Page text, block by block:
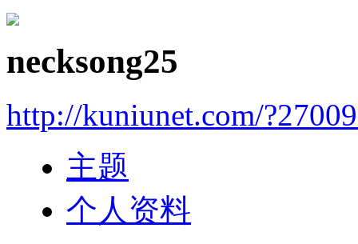
necksong25
http://kuniunet.com/
主题
个人资料